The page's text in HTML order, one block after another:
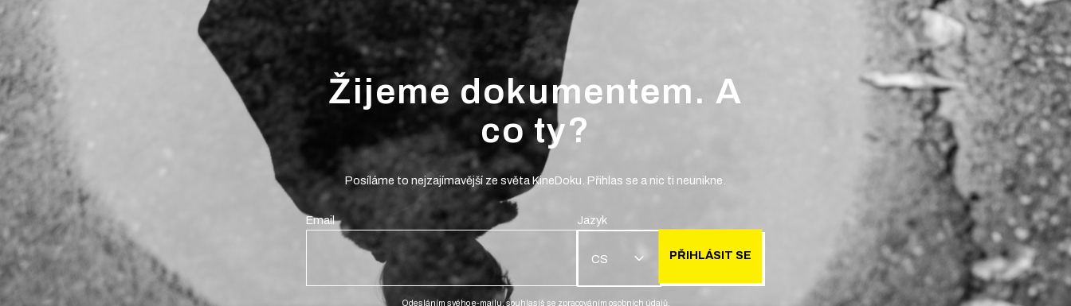
Žijeme dokumentem. A
co ty?
Posíláme to nejzajímavější ze světa KineDoku. Přihlas se a nic ti neunikne.
Email Jazyk
CS PŘIHLÁSIT SE
Odesláním svého e-mailu, souhlasíš se zpracováním osobních údajů.